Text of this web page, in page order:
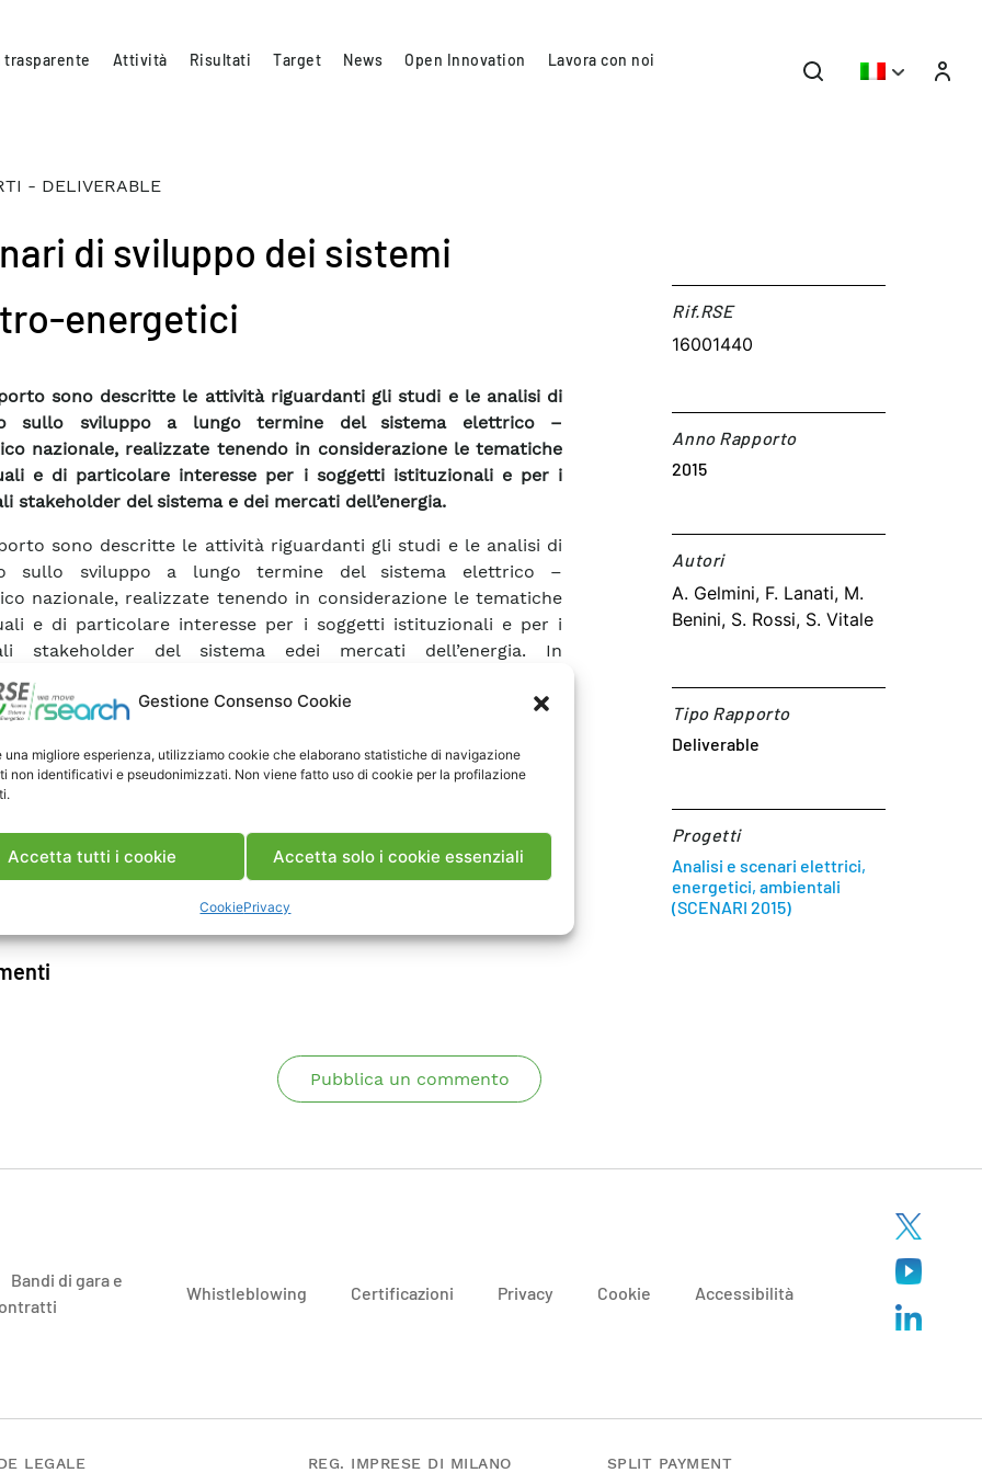
Gestione Consenso Cookie
una migliore esperienza, utilizziamo cookie che elaborano statistiche di navigazione
non identificativi e pseudonimizzati. Non viene fatto uso di cookie per la profilazione
Accetta tutti i cookie Accetta solo i cookie essenziali
CookiePrivacy
trasparente Attività Risultati Target News Open Innovation Lavora con noi
- DELIVERABLE
di sviluppo dei sistemi
energetici
sono descritte le attività riguardanti gli studi e le analisi di
sullo sviluppo a lungo termine del sistema elettrico –
nazionale, realizzate tenendo in considerazione le tematiche
e di particolare interesse per i soggetti istituzionali e per i
stakeholder del sistema e dei mercati dell’energia.
sono descritte le attività riguardanti gli studi e le analisi di
sullo sviluppo a lungo termine del sistema elettrico –
nazionale, realizzate tenendo in considerazione le tematiche
e di particolare interesse per i soggetti istituzionali e per i
stakeholder del sistema edei mercati dell’energia. In
sono stati realizzati:
dello scenario di evoluzione dei consumi elettrici in
dello scenario energetico nazionale di riferimento;
e nuovi sviluppi del modello energetico MONET;
risultati degli studi a supporto del governo;
delle voci della bolletta elettrica ai consuntivi 2014.
Rif.RSE​
16001440
Anno Rapporto
2015
Autori​
A. Gelmini, F. Lanati, M.
Benini, S. Rossi, S. Vitale
Tipo Rapporto
Deliverable
Progetti
Analisi e scenari elettrici,
energetici, ambientali
(SCENARI 2015)
Pubblica un commento
Bandi di gara e
Whistleblowing Certificazioni Privacy Cookie Accessibilità
LEGALE REG. IMPRESE DI MILANO SPLIT PAYMENT